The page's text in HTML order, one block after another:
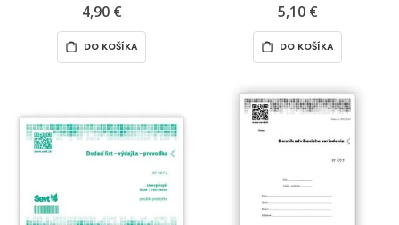
4,90 €
DO KOŠÍKA
5,10 €
DO KOŠÍKA